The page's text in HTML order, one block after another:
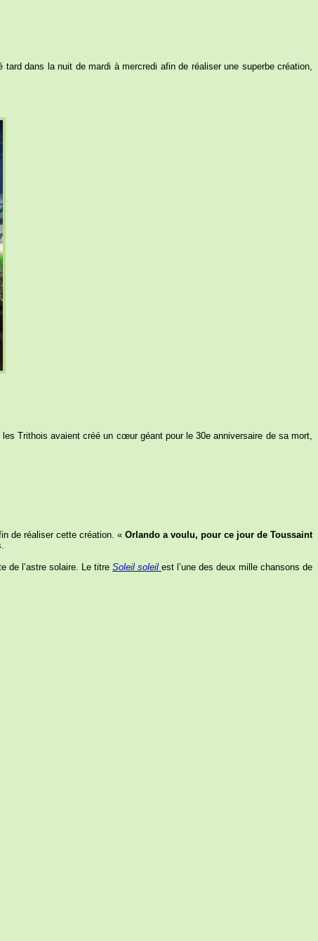
dans la nuit de mardi à mercredi afin de réaliser une superbe création,
Trithois avaient créé un cœur géant pour le 30e anniversaire de sa mort,
de réaliser cette création. « Orlando a voulu, pour ce jour de Toussaint
de l’astre solaire. Le titre Soleil soleil est l’une des deux mille chansons de